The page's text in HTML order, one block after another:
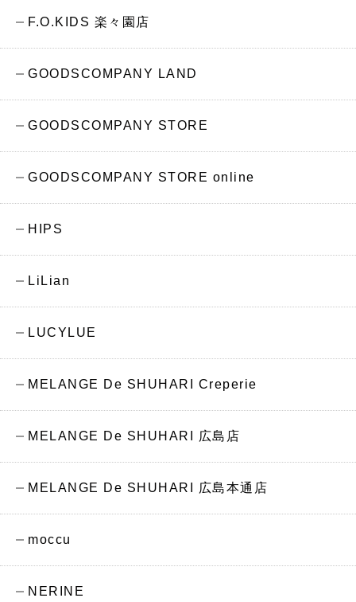
F.O.KIDS 楽々園店
GOODSCOMPANY LAND
GOODSCOMPANY STORE
GOODSCOMPANY STORE online
HIPS
LiLian
LUCYLUE
MELANGE De SHUHARI Creperie
MELANGE De SHUHARI 広島店
MELANGE De SHUHARI 広島本通店
moccu
NERINE